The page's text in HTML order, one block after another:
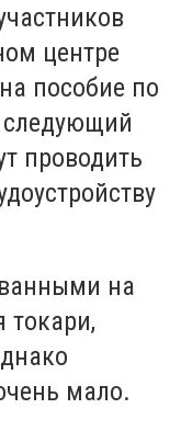
центре
пособие по
следующий
проводить
на
токари,
мало.